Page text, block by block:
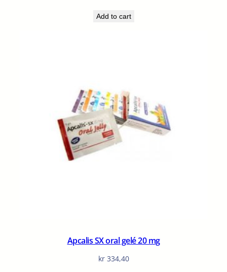
Add to cart
Apcalis SX oral gelé 20 mg
kr334,40